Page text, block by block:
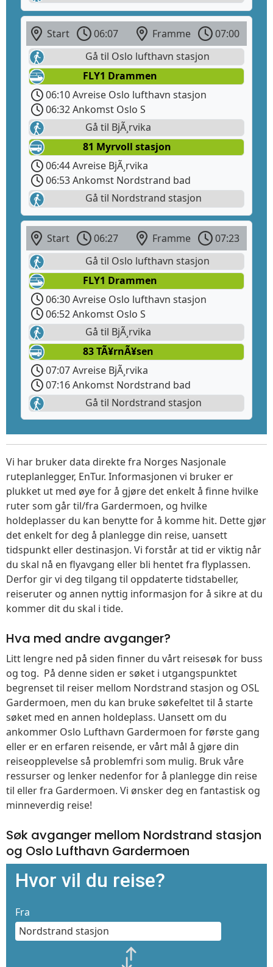
Start 06:07 Framme
07:00
Gå til Oslo lufthavn stasjon
FLY1 Drammen
06:10 Avreise Oslo lufthavn stasjon
06:32 Ankomst Oslo S
Gå til BjÃ¸rvika
81 Myrvoll stasjon
06:44 Avreise BjÃ¸rvika
06:53 Ankomst Nordstrand bad
Gå til Nordstrand stasjon
Start 06:27 Framme
07:23
Gå til Oslo lufthavn stasjon
FLY1 Drammen
06:30 Avreise Oslo lufthavn stasjon
06:52 Ankomst Oslo S
Gå til BjÃ¸rvika
83 TÃ¥rnÃ¥sen
07:07 Avreise BjÃ¸rvika
07:16 Ankomst Nordstrand bad
Gå til Nordstrand stasjon
Vi har bruker data direkte fra Norges Nasjonale
ruteplanlegger, EnTur. Informasjonen vi bruker er
plukket ut med øye for å gjøre det enkelt å finne hvilke
ruter som går til/fra Gardermoen, og hvilke
holdeplasser du kan benytte for å komme hit. Dette gjør
det enkelt for deg å planlegge din reise, uansett
tidspunkt eller destinasjon. Vi forstår at tid er viktig når
du skal nå en flyavgang eller bli hentet fra flyplassen.
Derfor gir vi deg tilgang til oppdaterte tidstabeller,
reiseruter og annen nyttig informasjon for å sikre at du
kommer dit du skal i tide.
Hva med andre avganger?
Litt lengre ned på siden finner du vårt reisesøk for buss
og tog. På denne siden er søket i utgangspunktet
begrenset til reiser mellom Nordstrand stasjon og OSL
Gardermoen, men du kan bruke søkefeltet til å starte
søket med en annen holdeplass. Uansett om du
ankommer Oslo Lufthavn Gardermoen for første gang
eller er en erfaren reisende, er vårt mål å gjøre din
reiseopplevelse så problemfri som mulig. Bruk våre
ressurser og lenker nedenfor for å planlegge din reise
til eller fra Gardermoen. Vi ønsker deg en fantastisk og
minneverdig reise!
Søk avganger mellom Nordstrand stasjon
og Oslo Lufthavn Gardermoen
Hvor vil du reise?
Fra